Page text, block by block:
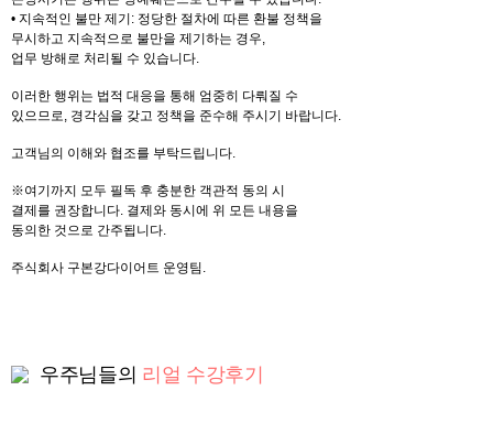
• 지속적인 불만 제기: 정당한 절차에 따른 환불 정책을
무시하고 지속적으로 불만을 제기하는 경우,
업무 방해로 처리될 수 있습니다.
이러한 행위는 법적 대응을 통해 엄중히 다뤄질 수
있으므로, 경각심을 갖고 정책을 준수해 주시기 바랍니다.
고객님의 이해와 협조를 부탁드립니다.
※여기까지 모두 필독 후 충분한 객관적 동의 시
결제를 권장합니다. 결제와 동시에 위 모든 내용을
동의한 것으로 간주됩니다.
주식회사 구본강다이어트 운영팀.
우주님들의 리얼 수강후기